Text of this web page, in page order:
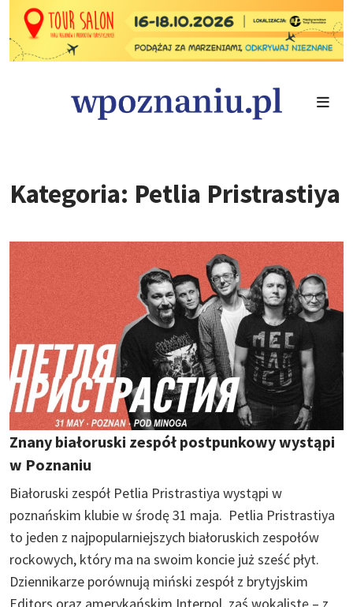
Kategoria: Petlia Pristrastiya
Znany białoruski zespół postpunkowy wystąpi
w Poznaniu
Białoruski zespół Petlia Pristrastiya wystąpi w
poznańskim klubie w środę 31 maja. Petlia Pristrastiya
to jeden z najpopularniejszych białoruskich zespołów
rockowych, który ma na swoim koncie już sześć płyt.
Dziennikarze porównują miński zespół z brytyjskim
Editors oraz amerykańskim Interpol, zaś wokalistę – z